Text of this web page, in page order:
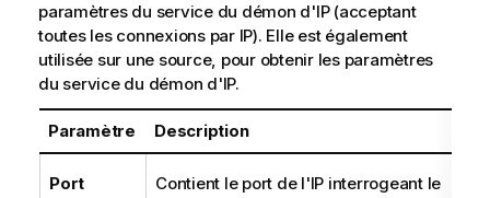
paramètres du service du démon d'IP (acceptant
toutes les connexions par IP). Elle est également
utilisée sur une source, pour obtenir les paramètres
du service du démon d'IP.
Paramètre Description
Port
Contient le port de l'IP interrogeant le